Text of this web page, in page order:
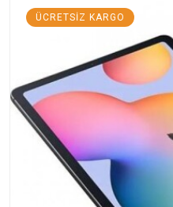
ÜCRETSIZ KARGO